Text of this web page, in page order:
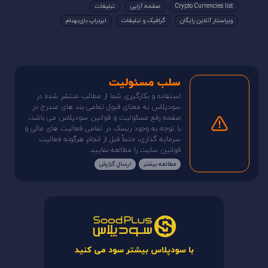
Crypto Currencies list صفحه آرایی
تبلیغات
ویراستار آنلاین رایگان
گرافیک و تبلیغات ایردراپ بای‌بهنام
سلب مسئولیت
استفاده و بکارگیری شما از مطالب منتشر شده در
سودپلاس به معنای قبول تمامی بند های مندرج در
صفحه رفع مسئولیت و قوانین سودپلاس می باشد،
با توجه به وجود ریسک در تمامی فعالیت های مالی و
سرمایه گذاری، حتماً قبل از انجام هرگونه فعالیت
قوانین سایت را مطالعه نمایید.
مطالعه بیشتر ارسال گزارش
با سودپلاس بیشتر سود می کنید